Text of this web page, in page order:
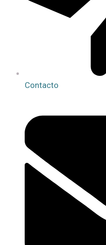
Contacto